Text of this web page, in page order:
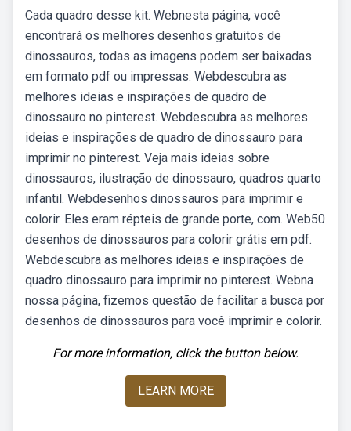
Cada quadro desse kit. Webnesta página, você
encontrará os melhores desenhos gratuitos de
dinossauros, todas as imagens podem ser baixadas
em formato pdf ou impressas. Webdescubra as
melhores ideias e inspirações de quadro de
dinossauro no pinterest. Webdescubra as melhores
ideias e inspirações de quadro de dinossauro para
imprimir no pinterest. Veja mais ideias sobre
dinossauros, ilustração de dinossauro, quadros quarto
infantil. Webdesenhos dinossauros para imprimir e
colorir. Eles eram répteis de grande porte, com. Web50
desenhos de dinossauros para colorir grátis em pdf.
Webdescubra as melhores ideias e inspirações de
quadro dinossauro para imprimir no pinterest. Webna
nossa página, fizemos questão de facilitar a busca por
desenhos de dinossauros para você imprimir e colorir.
For more information, click the button below.
LEARN MORE